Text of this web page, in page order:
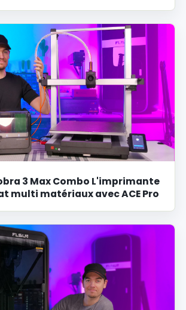
3 Max Combo L'imprimante
multi matériaux avec ACE Pro